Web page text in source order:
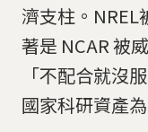
濟支柱。NREL
著是 NCAR 被
「不配合就沒
國家科研資產